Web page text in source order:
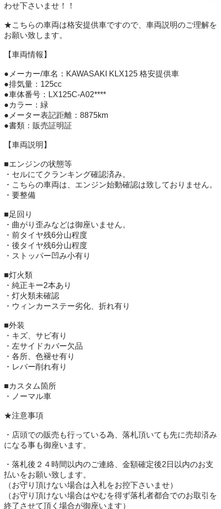
わせ下さいませ！！
★こちらの車両は格安提供車ですので、車両説明のご理解を
お願い致します。
【車両情報】
●メーカー/車名：KAWASAKI KLX125 格安提供車
●排気量：125cc
●車体番号：LX125C-A02****
●カラー：緑
●メーター表記距離：8875km
●書類：販売証明証
【車両説明】
■エンジンの状態等
・セルにてクランキング確認済み。
・こちらの車両は、エンジン始動確認は致しておりません。
・要整備
■足回り
・曲がり歪みなどは御座いません。
・前タイヤ残6分山程度
・後タイヤ残6分山程度
・ストッパー凹み小有り
■灯火類
・純正キー2本あり
・灯火類未確認
・ウィンカーステー劣化、折れ有り
■外装
・キズ、サビ有り
・左サイドカバー欠品
・各所、色褪せ有り
・レバー削れ有り
■カスタム箇所
・ノーマル車
★注意事項
・店頭での販売も行っている為、落札頂いても先に売却済み
になる事も御座います。
・落札後２４時間以内のご連絡、金額確定後2日以内のお支
払いをお願い致します。
（お守り頂けない場合は入札をお控下さいませ）
（お守り頂けない場合はやむを得ず落札者都合でのお取引を
終了させて頂く場合が御座います）